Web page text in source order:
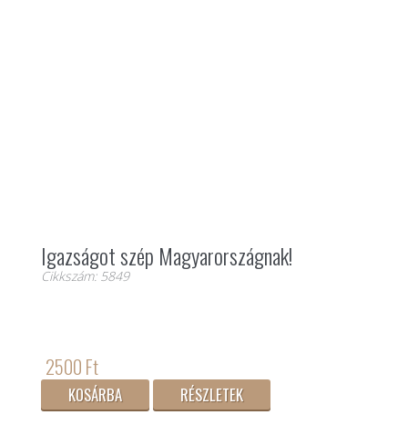
Igazságot szép Magyarországnak!
Cikkszám: 5849
2500 Ft
KOSÁRBA RÉSZLETEK